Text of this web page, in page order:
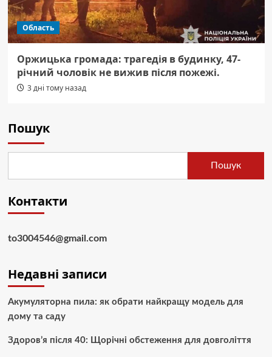
Область
Оржицька громада: трагедія в будинку, 47-
річний чоловік не вижив після пожежі.
3 дні тому назад
Пошук
Пошук
Контакти
to3004546@gmail.com
Недавні записи
Акумуляторна пила: як обрати найкращу модель для
дому та саду
Здоров’я після 40: Щорічні обстеження для довголіття